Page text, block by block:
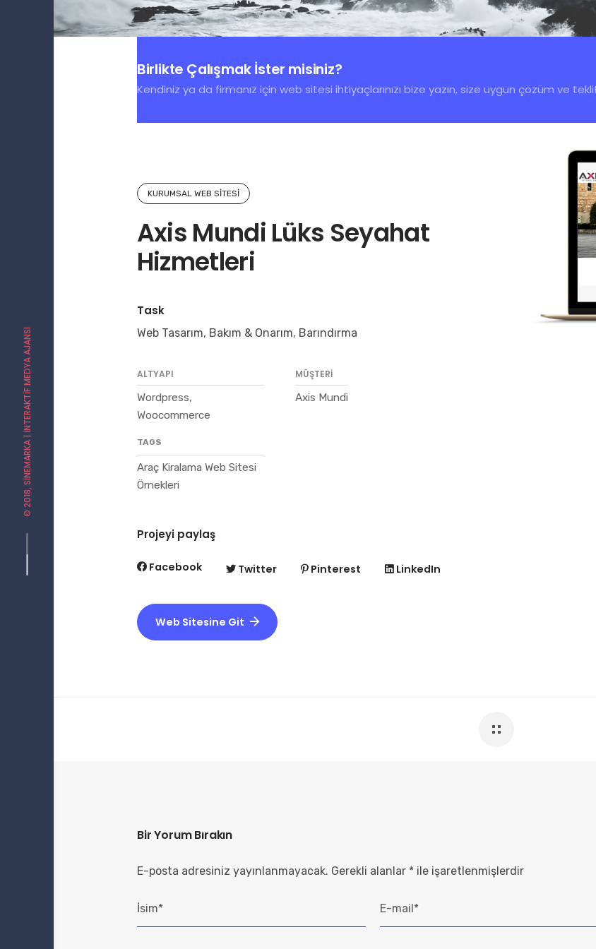
© 2018,
SINEMARKA
| İNTERAKTIF MEDYA AJANSI
Birlikte Çalışmak İster misiniz?
Kendiniz ya da firmanız için web sitesi ihtiyaçlarınızı bize yazın, size uygun çözüm ve
KURUMSAL WEB SITESI
Axis Mundi Lüks Seyahat
Hizmetleri
Task
Web Tasarım, Bakım & Onarım, Barındırma
ALTYAPI
Wordpress,
Woocommerce
MÜŞTERI
Axis Mundi
TAGS
Araç Kiralama Web Sitesi
Örnekleri
Projeyi paylaş
Facebook Twitter Pinterest LinkedIn
Web Sitesine Git
Bir Yorum Bırakın
E-posta adresiniz yayınlanmayacak. Gerekli alanlar *ile işaretlenmişlerdir